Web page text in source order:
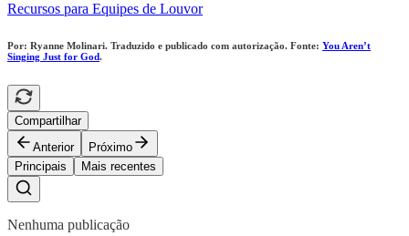
Recursos para Equipes de Louvor
Por: Ryanne Molinari. Traduzido e publicado com autorização. Fonte: You Aren’t
Singing Just for God.
Compartilhar
Anterior
Próximo
Principais
Mais recentes
Nenhuma publicação